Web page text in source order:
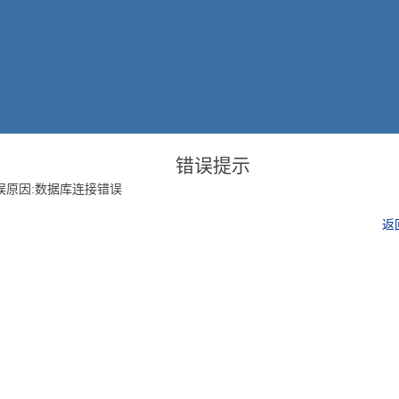
错误提示
原因:数据库连接错误
返